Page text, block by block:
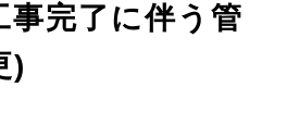
事完了に伴う管
)